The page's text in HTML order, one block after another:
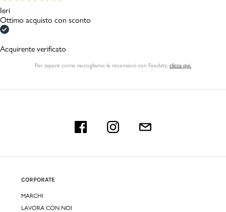
Ieri
Ottimo acquisto con sconto
Acquirente verificato
Per sapere come raccogliamo le recensioni con Feedaty, clicca qui.
CORPORATE
MARCHI
LAVORA CON NOI